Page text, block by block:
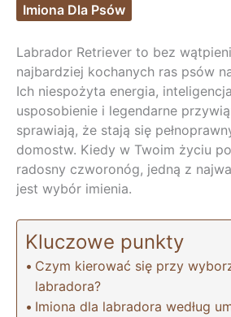
Imiona Dla Psów
Labrador Retriever to bez
najbardziej kochanych ras psów
Ich niespożyta energia,
usposobienie i legendarne
sprawiają, że stają się
domostw. Kiedy w Twoim życiu
radosny czworonóg, jedną z
jest wybór imienia.
Kluczowe punkty
Czym kierować się przy
labradora?
Imiona dla labradora według